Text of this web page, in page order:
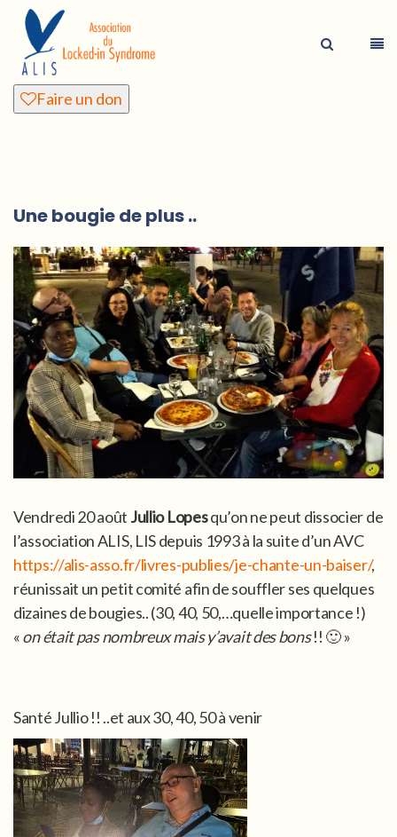
Faire un don
Une bougie de plus ..
Vendredi 20 août Jullio Lopesqu’on ne peut dissocier de
l’association ALIS, LIS depuis 1993 à la suite d’un AVC
https://alis-asso.fr/livres-publies/je-chante-un-baiser/,
réunissait un petit comité afin de souffler ses quelques
dizaines de bougies.. (30, 40, 50,…quelle importance !)
«on était pas nombreux mais y’avait des bons!! 🙂 »
Santé Jullio !! ..et aux 30, 40, 50 à venir